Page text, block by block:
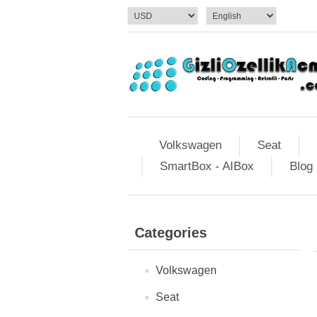
Volkswagen Seat
SmartBox - AIBox
Blog
Categories
Volkswagen
Seat